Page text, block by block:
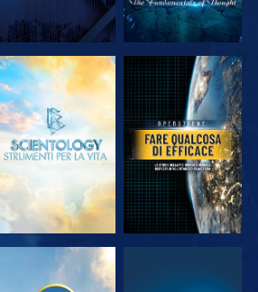
ESPLORA LE
SERIE
GUARDA